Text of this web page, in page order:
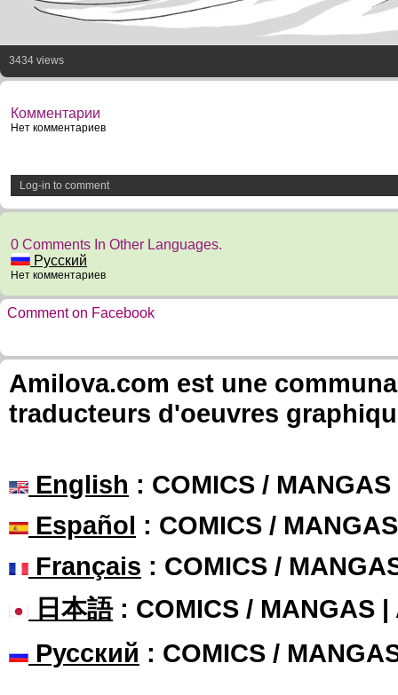
3434 views
Комментарии
Нет комментариев
Log-in to comment
0 Comments In Other Languages.
Русский
Нет комментариев
Comment on Facebook
Amilova.com est une
traducteurs d'oeuvres
English : COMICS /
Español : COMICS /
Français : COMICS /
日本語: COMICS / MANGAS |
Русский : COMICS /